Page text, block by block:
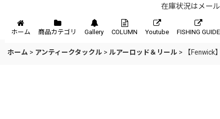
在庫状況はメー
メニュー
ホーム 商品カテゴリ Gallery COLUMN Youtube FISHING GUIDE
ホーム > アンティークタックル > ルアーロッド＆リール > 【